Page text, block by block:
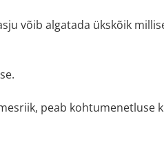
võib algatada ükskõik
peab kohtumenetluse